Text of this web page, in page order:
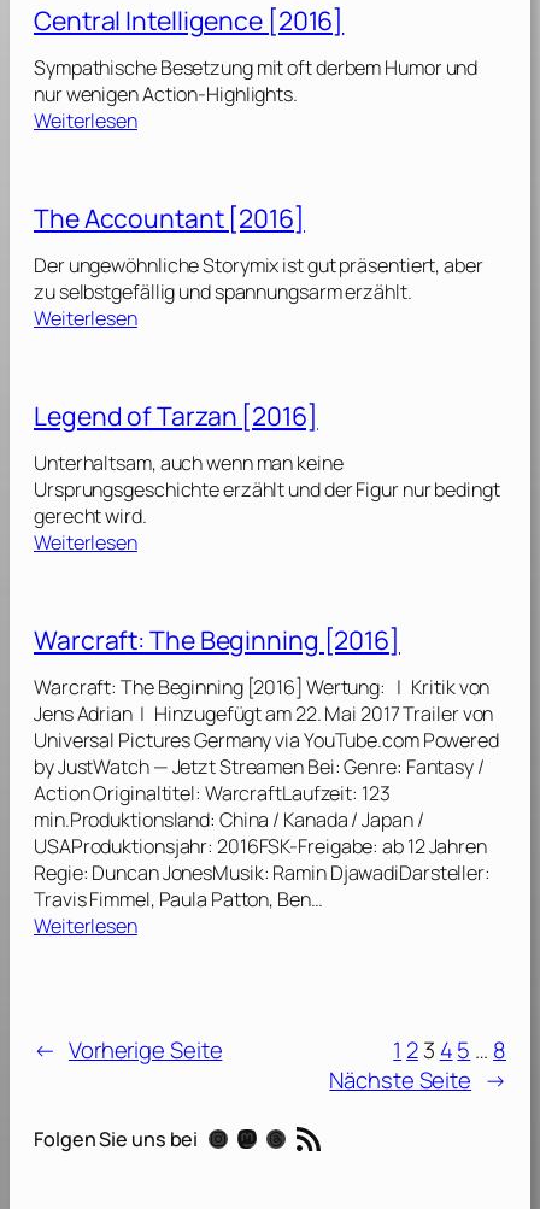
a
d
(
E
x
d
e
d
C
u
[
0
1
6
]
u
n
s
i
c
b
a
r
e
G
[
0
1
6
]
Central Intelligence [2016]
Sympathische Besetzung mit oft derbem Humor und
nur wenigen Action-Highlights.
Weiterlesen:
t
r
a
l
I
e
l
l
i
g
e
[
0
1
6
]
The Accountant [2016]
Der ungewöhnliche Storymix ist gut präsentiert, aber
zu selbstgefällig und spannungsarm erzählt.
Weiterlesen:
A
c
o
u
n
n
t
[
2
0
1
6
]
Legend of Tarzan [2016]
Unterhaltsam, auch wenn man keine
Ursprungsgeschichte erzählt und der Figur nur bedingt
gerecht wird.
Weiterlesen:
e
d
o
f
T
a
r
z
a
n
[
6
]
Warcraft: The Beginning [2016]
Warcraft: The Beginning [2016] Wertung: | Kritik von
Jens Adrian | Hinzugefügt am 22. Mai 2017 Trailer von
Universal Pictures Germany via YouTube.com Powered
by JustWatch — Jetzt Streamen Bei: Genre: Fantasy /
Action Originaltitel: WarcraftLaufzeit: 123
min.Produktionsland: China / Kanada / Japan /
USAProduktionsjahr: 2016FSK-Freigabe: ab 12 Jahren
Regie: Duncan JonesMusik: Ramin DjawadiDarsteller:
Travis Fimmel, Paula Patton, Ben…
Weiterlesen:
r
t
← Vorherige Seite 1 23 45 … 8
Nächste Seite →
Folgen Sie uns bei Instagram Mastodon Threads RSS-Feed